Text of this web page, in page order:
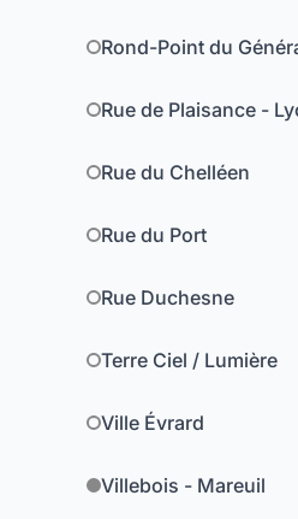
Rond-Point du
Rue de Plaisance -
Rue du Chelléen
Rue du Port
Rue Duchesne
Terre Ciel / Lumière
Ville Évrard
Villebois - Mareuil